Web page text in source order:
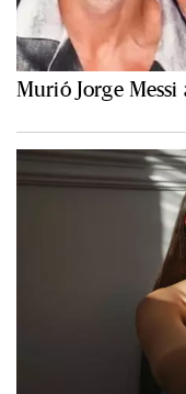
Murió Jorge Messi